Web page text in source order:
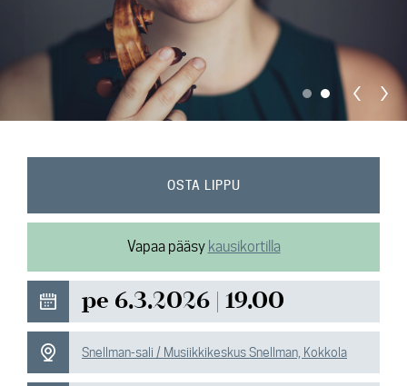
Yleisölle
Media
OSTA LIPPU
Vapaa pääsy kausikortilla
pe 6.3.2026 | 19.00
Snellman-sali / Musiikkikeskus Snellman, Kokkola